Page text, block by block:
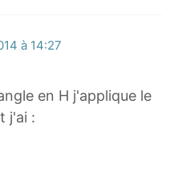
à 14:27
en H j'applique le
j'ai :